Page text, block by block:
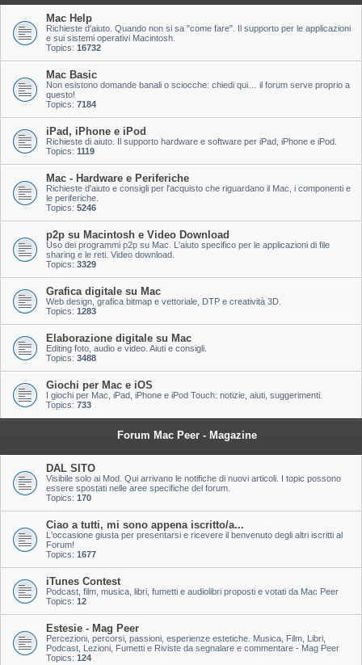
Mac Help
Richieste d'aiuto. Quando non si sa "come fare". Il supporto per le applicazioni
e sui sistemi operativi Macintosh.
Topics: 16732
Mac Basic
Non esistono domande banali o sciocche: chiedi qui… il forum serve proprio a
questo!
Topics: 7184
iPad, iPhone e iPod
Richieste di aiuto. Il supporto hardware e software per iPad, iPhone e iPod.
Topics: 1119
Mac - Hardware e Periferiche
Richieste d'aiuto e consigli per l'acquisto che riguardano il Mac, i componenti e
le periferiche.
Topics: 5246
p2p su Macintosh e Video Download
Uso dei programmi p2p su Mac. L'aiuto specifico per le applicazioni di file
sharing e le reti. Video download.
Topics: 3329
Grafica digitale su Mac
Web design, grafica bitmap e vettoriale, DTP e creatività 3D.
Topics: 1283
Elaborazione digitale su Mac
Editing foto, audio e video. Aiuti e consigli.
Topics: 3488
Giochi per Mac e iOS
I giochi per Mac, iPad, iPhone e iPod Touch: notizie, aiuti, suggerimenti.
Topics: 733
Forum Mac Peer - Magazine
DAL SITO
Visibile solo ai Mod. Qui arrivano le notifiche di nuovi articoli. I topic possono
essere spostati nelle aree specifiche del forum.
Topics: 170
Ciao a tutti, mi sono appena iscritto/a...
L'occasione giusta per presentarsi e ricevere il benvenuto degli altri iscritti al
Forum!
Topics: 1677
iTunes Contest
Podcast, film, musica, libri, fumetti e audiolibri proposti e votati da Mac Peer
Topics: 12
Estesie - Mag Peer
Percezioni, percorsi, passioni, esperienze estetiche. Musica, Film, Libri,
Podcast, Lezioni, Fumetti e Riviste da segnalare e commentare - Mag Peer
Topics: 124